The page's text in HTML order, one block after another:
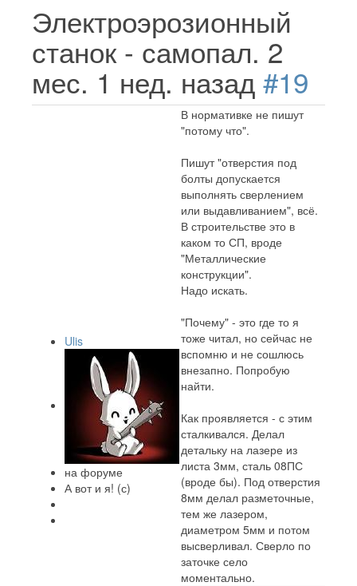
Электроэрозионный
станок - самопал. 2
мес. 1 нед. назад #19
Ulis
на форуме
А вот и я! (с)
В нормативке не пишут
"потому что".
Пишут "отверстия под
болты допускается
выполнять сверлением
или выдавливанием", всё.
В строительстве это в
каком то СП, вроде
"Металлические
конструкции".
Надо искать.
"Почему" - это где то я
тоже читал, но сейчас не
вспомню и не сошлюсь
внезапно. Попробую
найти.
Как проявляется - с этим
сталкивался. Делал
детальку на лазере из
листа 3мм, сталь 08ПС
(вроде бы). Под отверстия
8мм делал разметочные,
тем же лазером,
диаметром 5мм и потом
высверливал. Сверло по
заточке село
моментально.